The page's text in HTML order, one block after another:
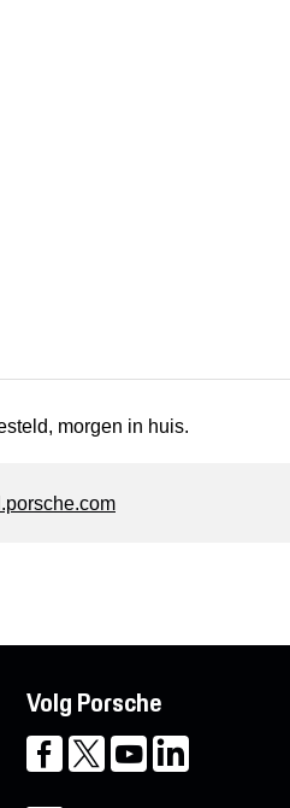
morgen in huis.
Volg Porsche